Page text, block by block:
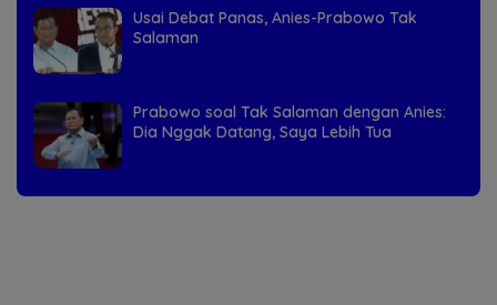
Usai Debat Panas, Anies-Prabowo Tak
Salaman
Prabowo soal Tak Salaman dengan Anies:
Dia Nggak Datang, Saya Lebih Tua